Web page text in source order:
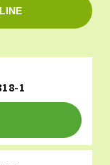
1